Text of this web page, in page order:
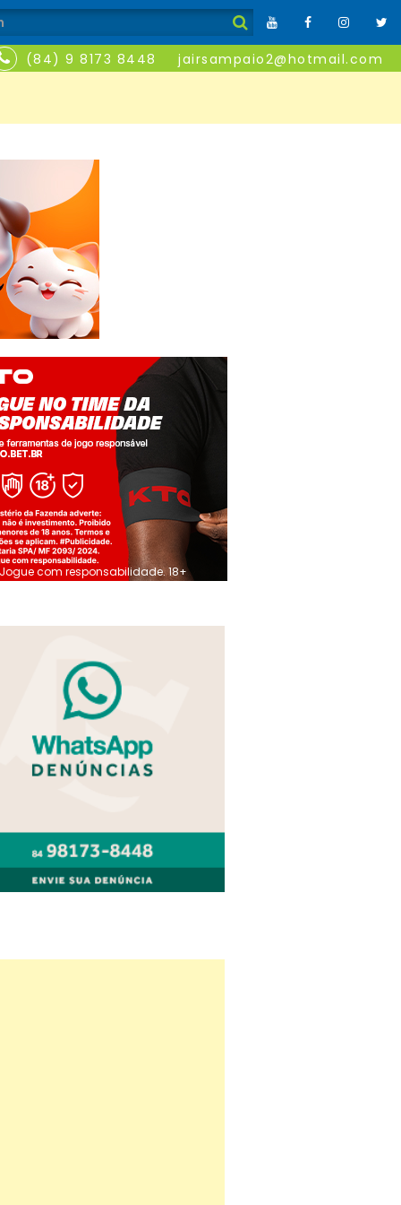
(84) 9 8173 8448 jairsampaio2@hotmail.com
Jogue com responsabilidade. 18+